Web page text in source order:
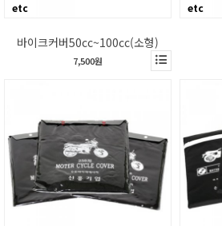
etc
바이크커버50cc~100cc(소형)
7,500원
etc